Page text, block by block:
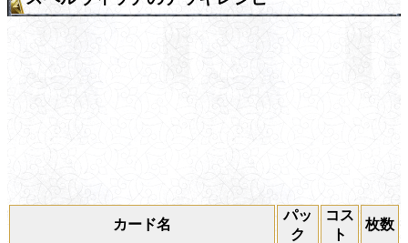
カード名
パッ
ク
コス
ト
枚数